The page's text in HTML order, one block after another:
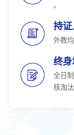
。
持证
外教
终身
全日
核淘汰